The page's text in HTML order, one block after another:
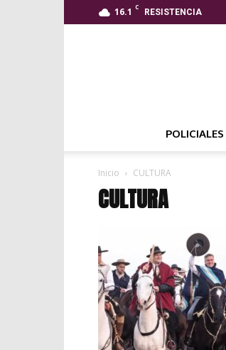
16.1 C
RESISTENCIA
POLICIALES
Inicio CULTURA
CULTURA